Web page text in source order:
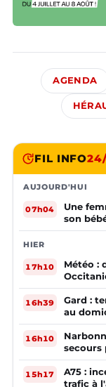
AGENDA
FIL INFO
AUJOURD'HUI
07h04
Une
son
HIER
17h10
Météo :
16h39
Gard :
au
16h10
secours
15h17
A75 :
trafic à